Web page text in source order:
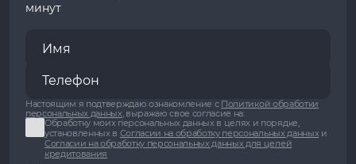
минут
Настоящим я подтверждаю ознакомление с Политикой обработки
персональных данных, выражаю свое согласие на:
Обработку моих персональных данных в целях и порядке,
установленных в Согласии на обработку персональных данныхи
Согласии на обработку персональных данных для целей
кредитования